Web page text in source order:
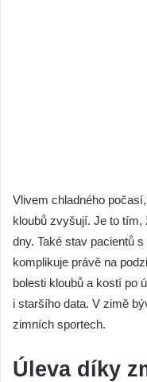
Vlivem chladného
kloubů zvyšují. Je to
dny. Také stav pacientů
komplikuje právě na
bolesti kloubů a kostí po
i staršího data. V zimě
zimních sportech.
Úleva díky